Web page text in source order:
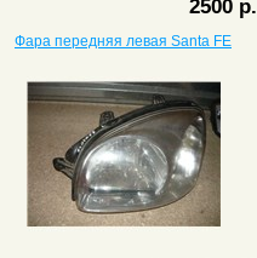
2500 р.
Фара передняя левая Santa FE